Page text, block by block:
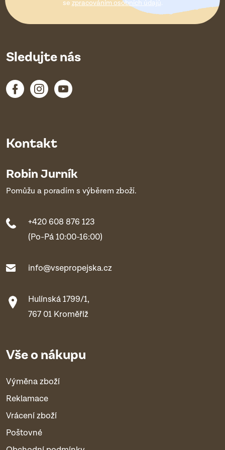
se zpracováním osobních údajů.
Kontakt
Robin Jurník
Pomůžu a poradím s výběrem zboží.
+420 608 876 123
(Po-Pá 10:00-16:00)
info@vsepropejska.cz
Hulínská 1799/1,
767 01 Kroměříž
Vše o nákupu
Výměna zboží
Reklamace
Vrácení zboží
Poštovné
Sledujte nás